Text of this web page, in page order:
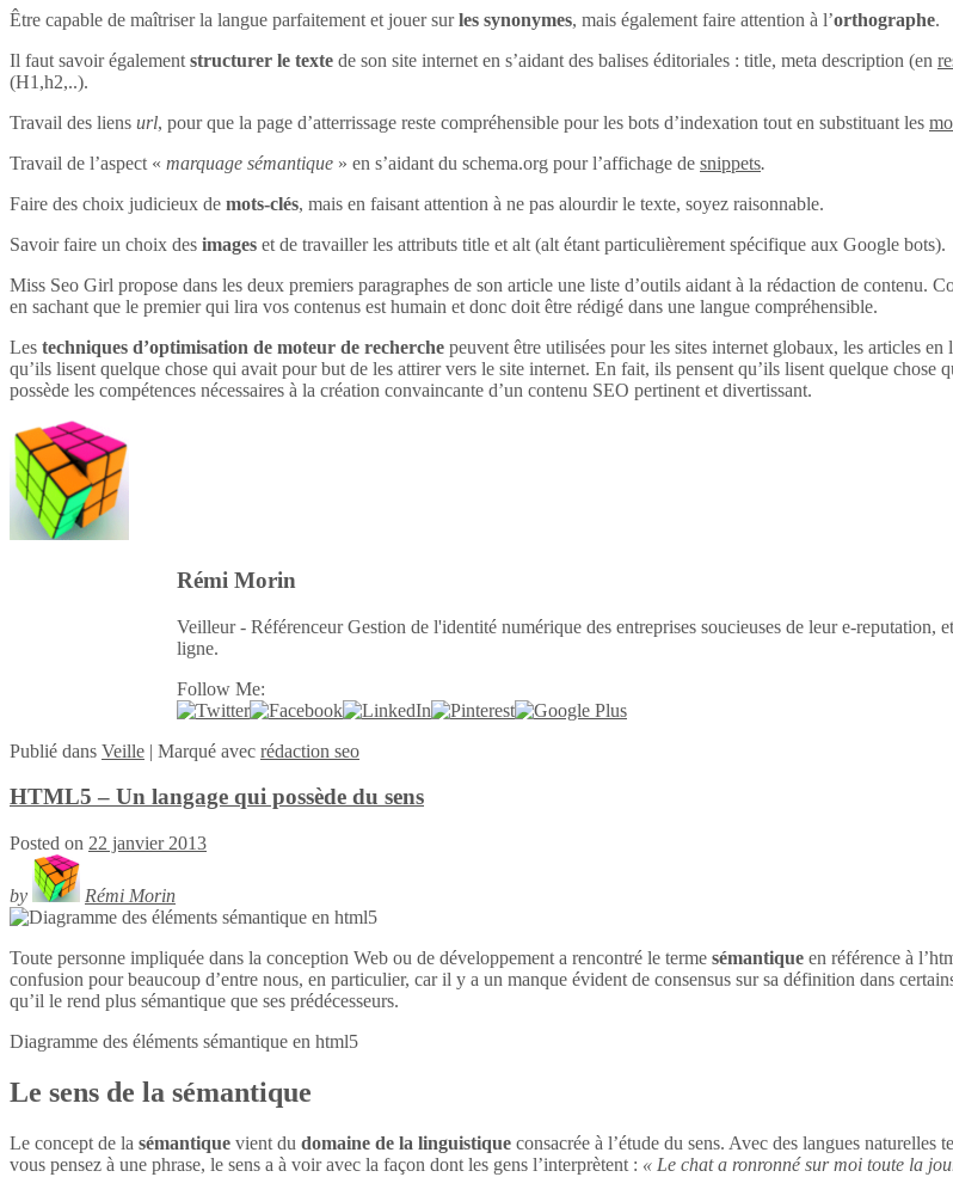
Être capable de maîtriser la langue parfaitement et jouer surles synonymes, mais également faire attention à l’orthographe.
Il faut savoir également structurer le texte de son site internet en s’aidant des balises éditoriales : title, meta description (en
(H1,h2,..).
Travail des liens url, pour que la page d’atterrissage reste compréhensible pour les bots d’indexation tout en substituant les
Travail de l’aspect « marquage sémantique » en s’aidant du schema.org pour l’affichage de snippets.
Faire des choix judicieux de mots-clés, mais en faisant attention à ne pas alourdir le texte, soyez raisonnable.
Savoir faire un choix des images et de travailler les attributs title et alt (alt étant particulièrement spécifique aux Google bots).
Miss Seo Girl propose dans les deux premiers paragraphes de son article une liste d’outils aidant à la rédaction de contenu.
en sachant que le premier qui lira vos contenus est humain et donc doit être rédigé dans une langue compréhensible.
Les techniques d’optimisation de moteur de recherche peuvent être utilisées pour les sites internet globaux, les articles
qu’ils lisent quelque chose qui avait pour but de les attirer vers le site internet. En fait, ils pensent qu’ils lisent quelque
possède les compétences nécessaires à la création convaincante d’un contenu SEO pertinent et divertissant.
Rémi Morin
Veilleur - Référenceur Gestion de l'identité numérique des entreprises soucieuses de leur e-reputation,
ligne.
Follow Me:
Publié dans Veille | Marqué avec rédaction seo
HTML5 – Un langage qui possède du sens
Posted on 22 janvier 2013
by Rémi Morin
Toute personne impliquée dans la conception Web ou de développement a rencontré le terme sémantique en référence à
confusion pour beaucoup d’entre nous, en particulier, car il y a un manque évident de consensus sur sa définition dans
qu’il le rend plus sémantique que ses prédécesseurs.
Diagramme des éléments sémantique en html5
Le sens de la sémantique
Le concept de la sémantique vient du domaine de la linguistique consacrée à l’étude du sens. Avec des langues
vous pensez à une phrase, le sens a à voir avec la façon dont les gens l’interprètent : « Le chat a ronronné sur moi toute la